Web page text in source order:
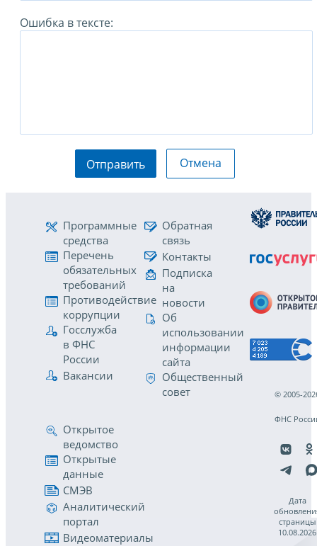
Ошибка в тексте:
Отправить Отмена
Программные
средства
Перечень
обязательных
требований
Противодействие
коррупции
Госслужба
в ФНС
России
Вакансии
Обратная
связь
Контакты
Подписка
на
новости
Об
использовании
информации
сайта
Общественный
совет
Открытое
ведомство
Открытые
данные
СМЭВ
Аналитический
портал
Видеоматериалы
© 2005-
ФНС
Дата
страницы
10.08.2026